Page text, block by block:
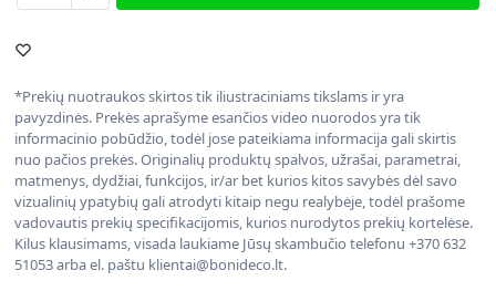
*Prekių nuotraukos skirtos tik iliustraciniams tikslams ir yra
pavyzdinės. Prekės aprašyme esančios video nuorodos yra tik
informacinio pobūdžio, todėl jose pateikiama informacija gali skirtis
nuo pačios prekės. Originalių produktų spalvos, užrašai, parametrai,
matmenys, dydžiai, funkcijos, ir/ar bet kurios kitos savybės dėl savo
vizualinių ypatybių gali atrodyti kitaip negu realybėje, todėl prašome
vadovautis prekių specifikacijomis, kurios nurodytos prekių kortelėse.
Kilus klausimams, visada laukiame Jūsų skambučio telefonu +370 632
51053 arba el. paštu klientai@bonideco.lt.